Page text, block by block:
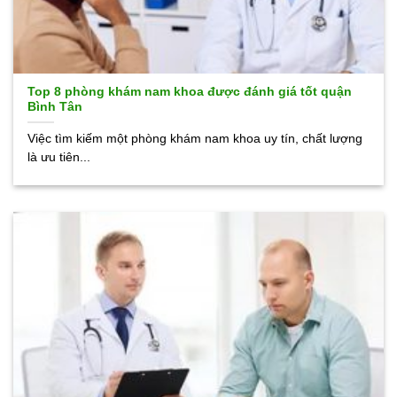
Top 8 phòng khám nam khoa được đánh giá tốt quận
Bình Tân
Việc tìm kiếm một phòng khám nam khoa uy tín, chất lượng
là ưu tiên...